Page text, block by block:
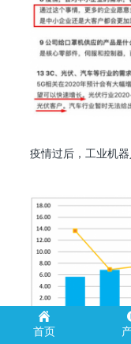
疫情过后，工业机
首页